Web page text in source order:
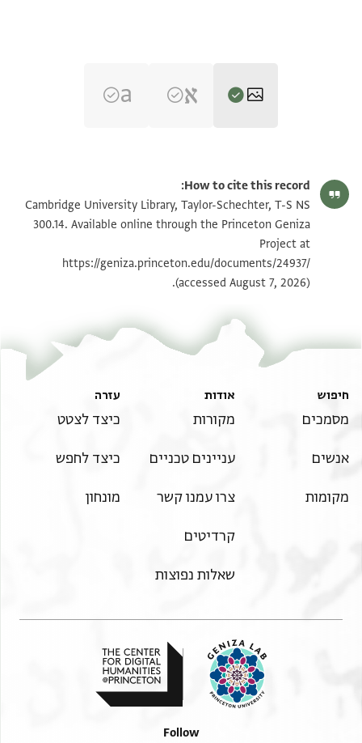
T-S NS 300.14 1v הגדל וסובב
תנאי היתר שימוש בתצלום
How to cite this record:
Cambridge University Library, Taylor-Schechter, T-S NS
300.14. Available online through the Princeton Geniza
Project at
https://geniza.princeton.edu/documents/24937/
(accessed August 7, 2026).
חיפוש
מסמכים
אנשים
מקומות
אודות
מקורות
עניינים טכניים
צרו עמנו קשר
קרדיטים
שאלות נפוצות
עזרה
כיצד לצטט
כיצד לחפש
מונחון
Follow